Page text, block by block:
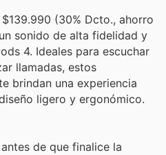
(30% Dcto., ahorro
sonido de alta fidelidad y
4. Ideales para escuchar
llamadas, estos
brindan una experiencia
ligero y ergonómico.
de que finalice la